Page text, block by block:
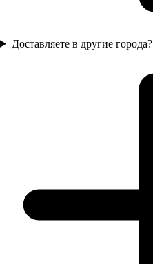
Доставляете в другие города?